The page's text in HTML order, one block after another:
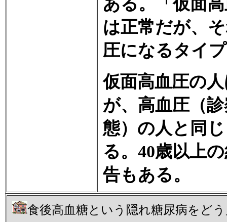
は正常だが、
圧になるタイ
仮面高血圧の
が、高血圧（
態）の人と同
る。40歳以上
告もある。
食後高血糖という隠れ糖尿病をど